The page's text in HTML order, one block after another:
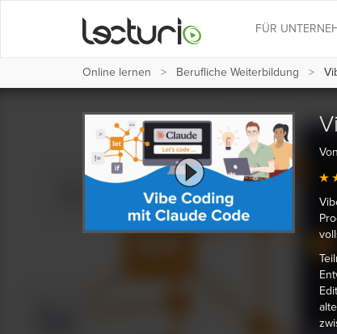
FÜR
Online lernen Berufliche Weiterbildung